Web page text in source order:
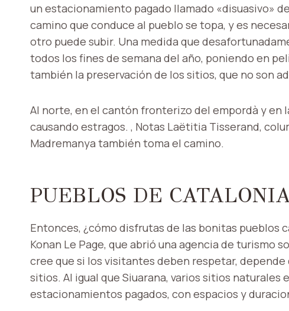
un estacionamiento pagado llamado «disuasivo»
camino que conduce al pueblo se topa, y es
otro puede subir. Una medida que
todos los fines de semana del año, poniendo en
también la preservación de los sitios, que no son
Al norte, en el cantón fronterizo del empordà y en
causando estragos. , Notas Laëtitia Tisserand,
Madremanya también toma el camino.
PUEBLOS DE
Entonces, ¿cómo disfrutas de las bonitas pueblos
Konan Le Page, que abrió una agencia de turismo
cree que si los visitantes deben respetar,
sitios. Al igual que Siuarana, varios sitios naturales
estacionamientos pagados, con espacios y